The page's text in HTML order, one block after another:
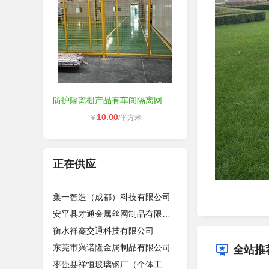
￥ 10.00/平方米
正在供应
集一智造（成都）科技有限公司
衡水祥鑫交通科技有限公司
东莞市兴诺隆金属制品有限公司
全站推